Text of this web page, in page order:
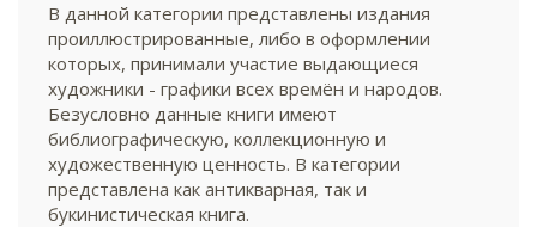
В данной категории представлены издания
проиллюстрированные, либо в оформлении
которых, принимали участие выдающиеся
художники - графики всех времён и народов.
Безусловно данные книги имеют
библиографическую, коллекционную и
художественную ценность. В категории
представлена как антикварная, так и
букинистическая книга.